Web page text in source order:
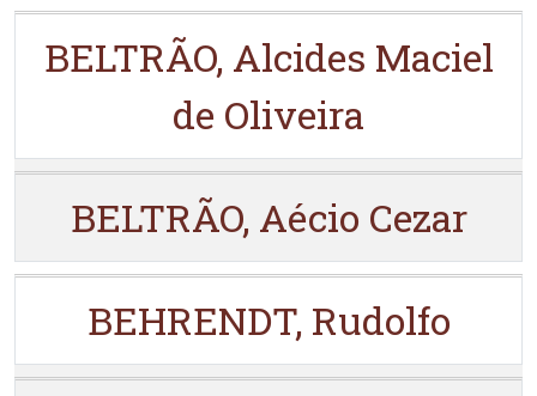
BELTRÃO, Alcides Maciel
de Oliveira
BELTRÃO, Aécio Cezar
BEHRENDT, Rudolfo